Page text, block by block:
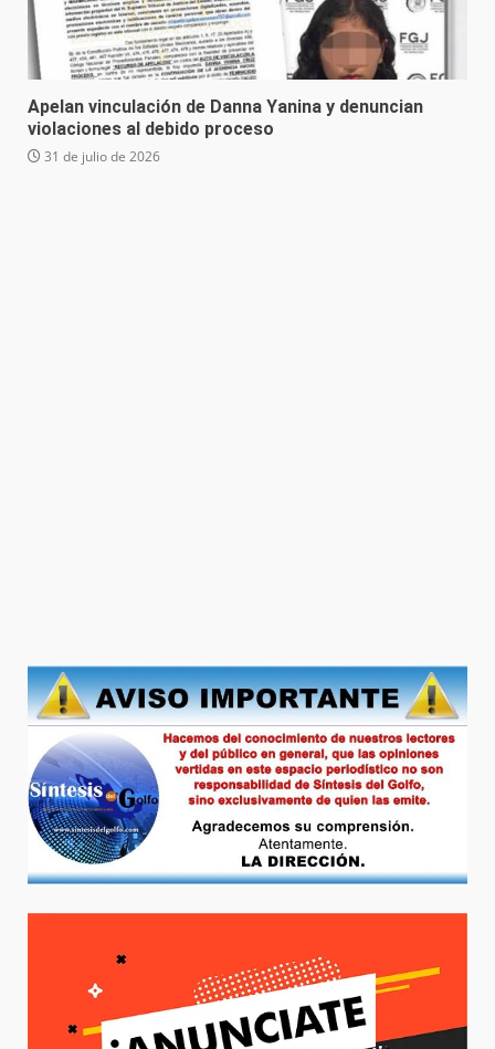
Apelan vinculación de Danna Yanina y denuncian
violaciones al debido proceso
31 de julio de 2026